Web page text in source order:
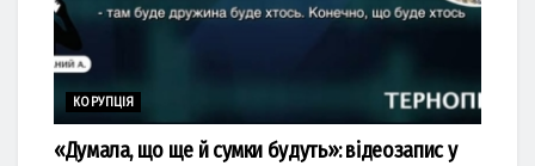
КОРУПЦІЯ
«Думала, що ще й сумки будуть»: відеозапис у